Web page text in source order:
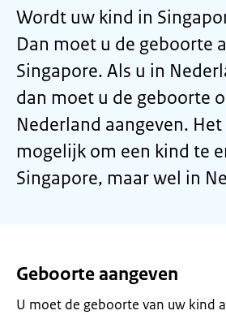
Wordt uw kind in
Dan moet u de geboorte
Singapore. Als u in
dan moet u de geboorte
Nederland aangeven.
mogelijk om een kind te
Singapore, maar wel in
Geboorte aangeven
U moet de geboorte van uw kind